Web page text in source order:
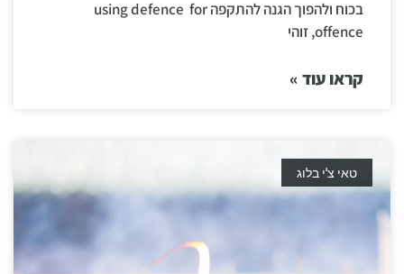
בכוח ולהפוך הגנה להתקפה using defence for
offence, זוהי
קראו עוד »
טאי צ'י בלוג